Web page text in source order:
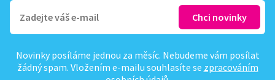
Novinky posíláme jednou za měsíc. Nebudeme vám posílat
žádný spam. Vložením e-mailu souhlasíte se zpracováním